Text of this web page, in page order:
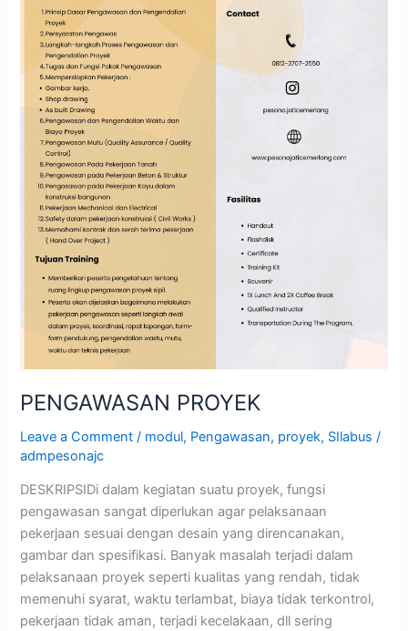
PENGAWASAN PROYEK
Leave a Comment / modul, Pengawasan, proyek, SIlabus /
admpesonajc
DESKRIPSIDi dalam kegiatan suatu proyek, fungsi
pengawasan sangat diperlukan agar pelaksanaan
pekerjaan sesuai dengan desain yang direncanakan,
gambar dan spesifikasi. Banyak masalah terjadi dalam
pelaksanaan proyek seperti kualitas yang rendah, tidak
memenuhi syarat, waktu terlambat, biaya tidak terkontrol,
pekerjaan tidak aman, terjadi kecelakaan, dll sering